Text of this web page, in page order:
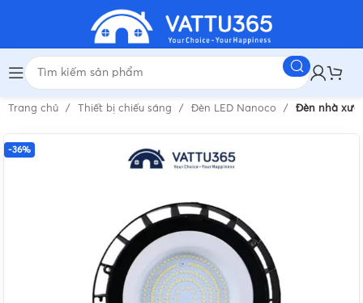
Trang chủ Thiết bị chiếu sáng Đèn LED Nanoco Đèn nhà
-36%